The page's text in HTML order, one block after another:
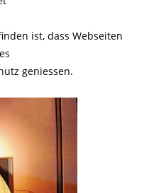
ist, dass Webseiten
geniessen.